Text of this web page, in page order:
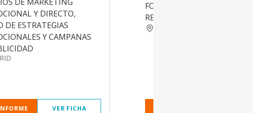
Y DIRECTO,
DE ESTRATEGIAS
Y CAMPANAS
VER FICHA
FOTOCOPIAS. PRODUCCION
RETRATOS FOTOGRAFICOS.